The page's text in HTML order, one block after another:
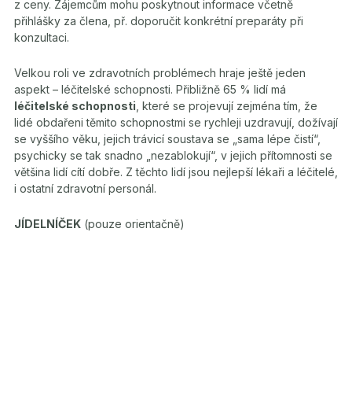
z ceny. Zájemcům mohu poskytnout informace včetně
přihlášky za člena, př. doporučit konkrétní preparáty při
konzultaci.
Velkou roli ve zdravotních problémech hraje ještě jeden
aspekt – léčitelské schopnosti. Přibližně 65 % lidí má
léčitelské schopnosti , které se projevují zejména tím, že
lidé obdařeni těmito schopnostmi se rychleji uzdravují, dožívají
se vyššího věku, jejich trávicí soustava se „sama lépe čistí“,
psychicky se tak snadno „nezablokují“, v jejich přítomnosti se
většina lidí cítí dobře. Z těchto lidí jsou nejlepší lékaři a léčitelé,
i ostatní zdravotní personál.
JÍDELNÍČEK (pouze orientačně)